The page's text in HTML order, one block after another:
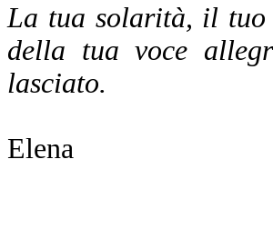
La tua solarità, il tuo
della tua voce
lasciato.
Elena